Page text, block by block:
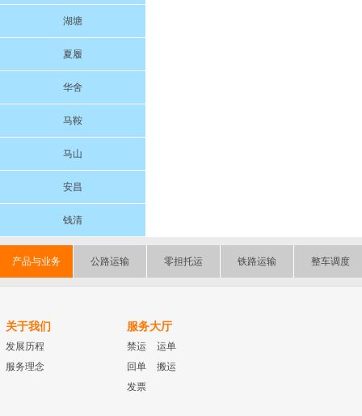
湖塘
夏履
华舍
马鞍
马山
安昌
钱清
产品与业务 公路运输 零担托运 铁路运输 整车调度
关于我们
发展历程
服务理念
服务大厅
禁运
运单
回单
搬运
发票